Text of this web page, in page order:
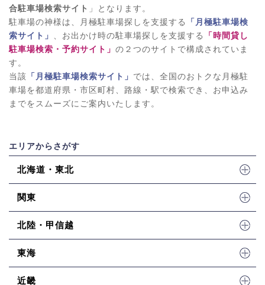
合駐車場検索サイト 」となります。
駐車場の神様は、月極駐車場探しを支援する
「月極駐車場検
索サイト」
、お出かけ時の駐車場探しを支援する
「時間貸し
駐車場検索・予約サイト」 の２つのサイトで構成されていま
す。
当該 「月極駐車場検索サイト」 では、全国のおトクな月極駐
車場を都道府県・市区町村、路線・駅で検索でき、お申込み
までをスムーズにご案内いたします。
エリアからさがす
北海道・東北
関東
北陸・甲信越
東海
近畿